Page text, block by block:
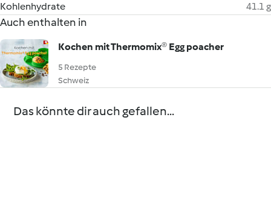
Kohlenhydrate
41.1 g
Auch enthalten in
Kochen mit Thermomix® Egg poacher
5 Rezepte
Schweiz
Das könnte dir auch gefallen...